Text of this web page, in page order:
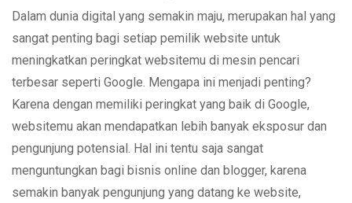
Dalam dunia digital yang semakin maju, merupakan hal yang
sangat penting bagi setiap pemilik website untuk
meningkatkan peringkat websitemu di mesin pencari
terbesar seperti Google. Mengapa ini menjadi penting?
Karena dengan memiliki peringkat yang baik di Google,
websitemu akan mendapatkan lebih banyak eksposur dan
pengunjung potensial. Hal ini tentu saja sangat
menguntungkan bagi bisnis online dan blogger, karena
semakin banyak pengunjung yang datang ke website,